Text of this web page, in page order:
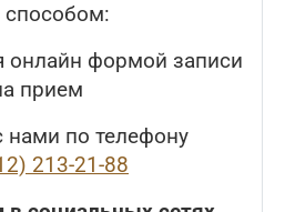
способом:
онлайн формой записи
прием
нами по телефону
213-21-88